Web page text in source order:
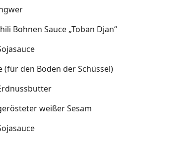
Bohnen Sauce „Toban Djan“
(für den Boden der Schüssel)
weißer Sesam